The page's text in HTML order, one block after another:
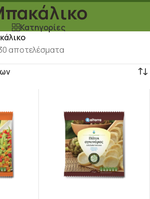
Κατηγορίες
αποτελέσματα